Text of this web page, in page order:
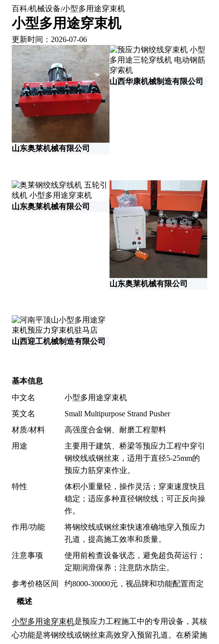
百科/机械设备/小型多用途穿束机
小型多用途穿束机
更新时间：2026-07-06
山东奥莱机械有限公司
山西华康机械制造有限公司
山东奥莱机械有限公司
山东奥莱机械有限公司
山西迎工机械制造有限公司
概述
小型多用途穿束机是预应力工程施工中的专用设备，其核
心功能是将钢绞线或钢丝束高效穿入预留孔道。在桥梁施
基本信息
中文名
小型多用途穿束机
英文名
Small Multipurpose Strand Pusher
材质/材料
高强度合金钢、耐磨工程塑料
用途
主要用于建筑、桥梁等预应力工程中穿引
钢绞线或钢丝束，适用于直径5-25mm的
预应力筋穿束作业。
特性
体积小重量轻，操作灵活；穿束速度快且
稳定；适应多种直径钢绞线；可正反向操
作。
作用/功能
将钢绞线或钢丝束快速准确地穿入预应力
孔道，提高施工效率和质量。
注意事项
使用前检查设备状态，避免超负荷运行；
定期润滑保养；注意防水防尘。
参考价格区间
约8000-30000元，视品牌和功能配置而定